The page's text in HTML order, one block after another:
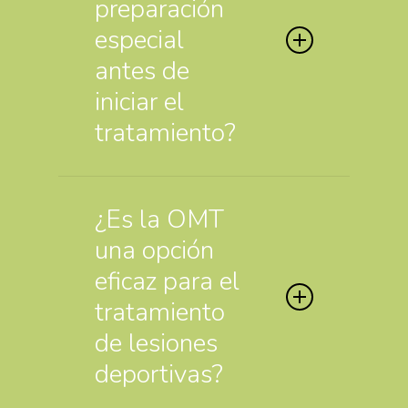
tratamiento, tanto si durante
la sesión se utilizan solo
técnicas de terapia manual o
se combinan con otros
tratamientos instrumentales.
preparación
especial
antes de
iniciar el
tratamiento?
ninguna preparación antes
del tratamiento.
¿Es la OMT
una opción
eficaz para el
tratamiento
de lesiones
deportivas?